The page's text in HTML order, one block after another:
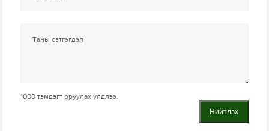
1000 тэмдэгт оруулах үлдлээ.
Нийтлэх